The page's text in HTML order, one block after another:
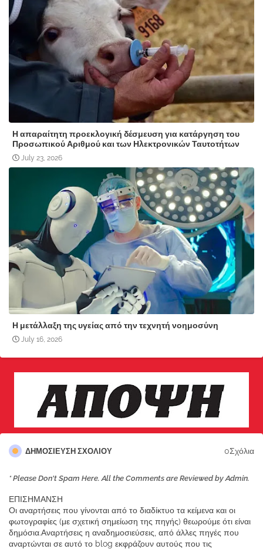
Η απαραίτητη προεκλογική δέσμευση για κατάργηση του
Προσωπικού Αριθμού και των Ηλεκτρονικών Ταυτοτήτων
July 23, 2026
Η μετάλλαξη της υγείας από την τεχνητή νοημοσύνη
July 16, 2026
ΔΗΜΟΣΊΕΥΣΗ ΣΧΟΛΊΟΥ 0Σχόλια
* Please Don't Spam Here. All the Comments are Reviewed by Admin.
ΕΠΙΣΗΜΑΝΣΗ
Οι αναρτήσεις που γίνονται από το διαδίκτυο τα κείμενα και οι
φωτογραφίες (με σχετική σημείωση της πηγής) θεωρούμε ότι είναι
δημόσια.Αναρτήσεις η αναδημοσιεύσεις, από άλλες πηγές που
αναρτώνται σε αυτό το blog εκφράζουν αυτούς που τις